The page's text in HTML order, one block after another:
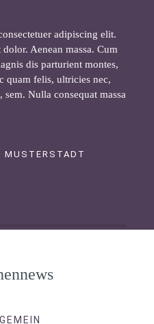
adipiscing elit.
Aenean massa. Cum
dis parturient montes,
quam felis, ultricies nec,
Nulla consequat massa
MUSTERSTADT